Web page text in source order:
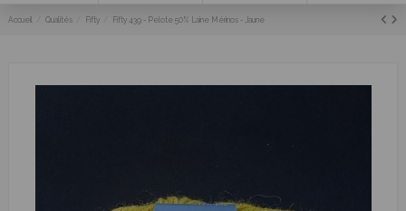
Accueil Qualités Fifty Fifty 439 - Pelote 50% Laine Mérinos - Jaune